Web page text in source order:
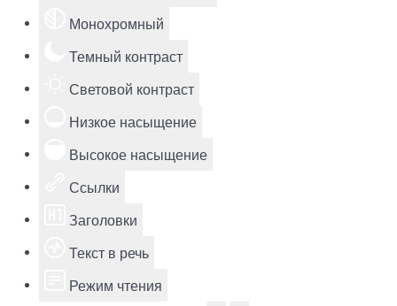
Монохромный
Темный контраст
Световой контраст
Низкое насыщение
Высокое насыщение
Ссылки
Заголовки
Текст в речь
Режим чтения